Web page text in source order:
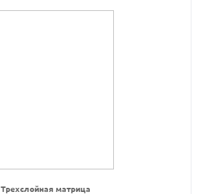
Трехслойная матрица